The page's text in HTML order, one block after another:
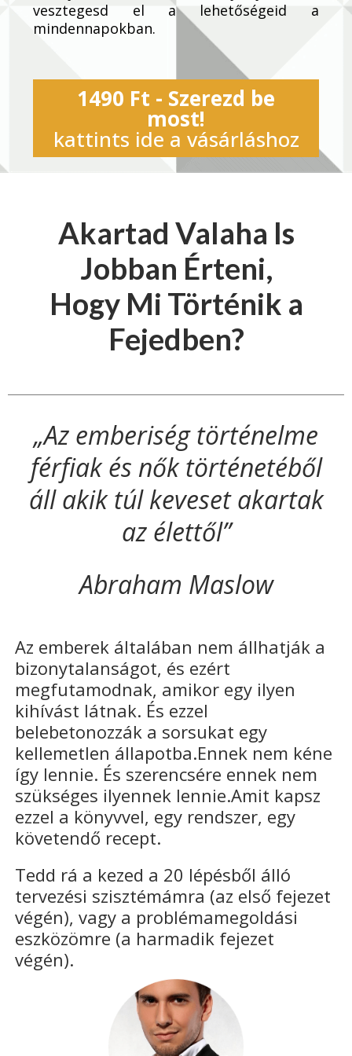
vesztegesd el a lehetőségeid a
mindennapokban.
1490 Ft - Szerezd be
most!
kattints ide a vásárláshoz
Akartad Valaha Is
Jobban Érteni,
Hogy Mi Történik a
Fejedben?
„Az emberiség történelme
férfiak és nők történetéből
áll akik túl keveset akartak
az élettől”
Abraham Maslow
Az emberek általában nem állhatják a
bizonytalanságot, és ezért
megfutamodnak, amikor egy ilyen
kihívást látnak. És ezzel
belebetonozzák a sorsukat egy
kellemetlen állapotba.Ennek nem kéne
így lennie. És szerencsére ennek nem
szükséges ilyennek lennie.Amit kapsz
ezzel a könyvvel, egy rendszer, egy
követendő recept.
Tedd rá a kezed a 20 lépésből álló
tervezési szisztémámra (az első fejezet
végén), vagy a problémamegoldási
eszközömre (a harmadik fejezet
végén).